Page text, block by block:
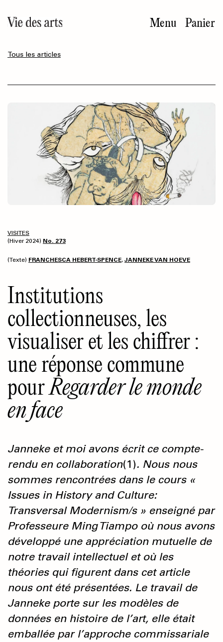
au
contenu
Menu Panier
Tous les articles
VISITES
(Hiver 2024) No. 273
(Texte) FRANCHESCA HEBERT-SPENCE, JANNEKE VAN HOEVE
Institutions
collectionneuses, les
visualiser et les chiffrer :
une réponse commune
pourRegarder le monde
en face
Janneke et moi avons écrit ce compte-
rendu en collaboration(1). Nous nous
sommes rencontrées dans le cours «
Issues in History and Culture:
Transversal Modernism/s » enseigné par
Professeure Ming Tiampo où nous avons
développé une appréciation mutuelle de
notre travail intellectuel et où les
théories qui figurent dans cet article
nous ont été présentées. Le travail de
Janneke porte sur les modèles de
données en histoire de l’art, elle était
emballée par l’approche commissariale